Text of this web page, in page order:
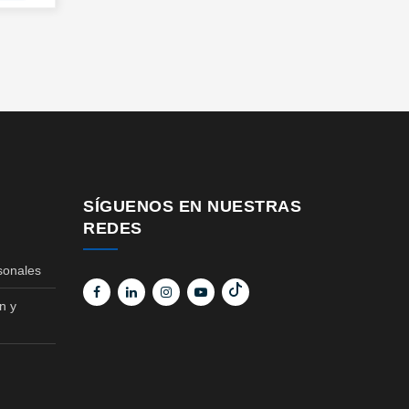
y
SÍGUENOS EN NUESTRAS
REDES